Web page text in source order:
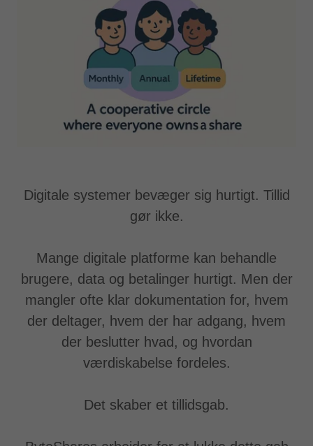
Digitale systemer bevæger sig hurtigt. Tillid
gør ikke.
Mange digitale platforme kan behandle
brugere, data og betalinger hurtigt. Men der
mangler ofte klar dokumentation for, hvem
der deltager, hvem der har adgang, hvem
der beslutter hvad, og hvordan
værdiskabelse fordeles.
Det skaber et tillidsgab.